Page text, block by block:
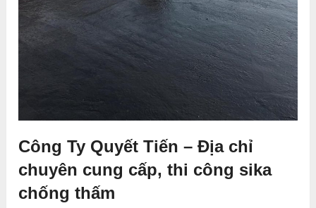
Công Ty Quyết Tiến – Địa chỉ
chuyên cung cấp, thi công sika
chống thấm